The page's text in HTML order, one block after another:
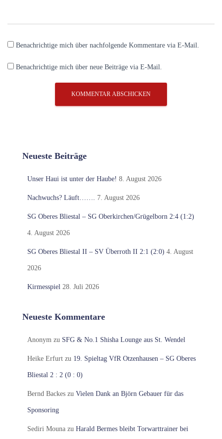
Benachrichtige mich über nachfolgende Kommentare via E-Mail.
Benachrichtige mich über neue Beiträge via E-Mail.
Neueste Beiträge
Unser Haui ist unter der Haube! 8. August 2026
Nachwuchs? Läuft……. 7. August 2026
SG Oberes Bliestal – SG Oberkirchen/Grügelborn 2:4 (1:2)
4. August 2026
SG Oberes Bliestal II – SV Überroth II 2:1 (2:0) 4. August
2026
Kirmesspiel 28. Juli 2026
Neueste Kommentare
Anonym zu SFG & No.1 Shisha Lounge aus St. Wendel
Heike Erfurt zu 19. Spieltag VfR Otzenhausen – SG Oberes
Bliestal 2 : 2 (0 : 0)
Bernd Backes zu Vielen Dank an Björn Gebauer für das
Sponsoring
Sediri Mouna zu Harald Bermes bleibt Torwarttrainer bei